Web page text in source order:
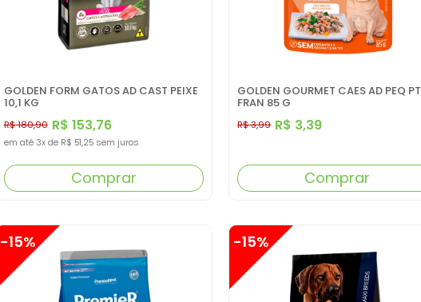
GOLDEN FORM GATOS AD CAST PEIXE
10,1 KG
R$ 153,76
R$ 180,90
em até 3xde R$ 51,25sem juros
Comprar
GOLDEN GOURMET CAES AD PEQ PT
FRAN 85 G
R$ 3,39
R$ 3,99
Comprar
-15% -15%